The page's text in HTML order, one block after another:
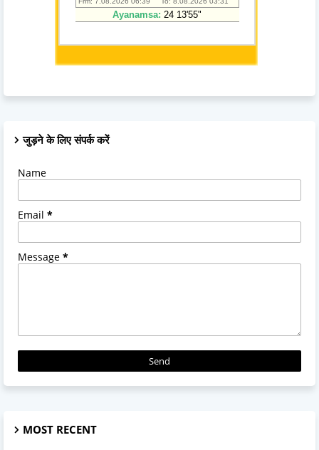
जुड़ने के लिए संपर्क करें
Name
Email *
Message *
MOST RECENT